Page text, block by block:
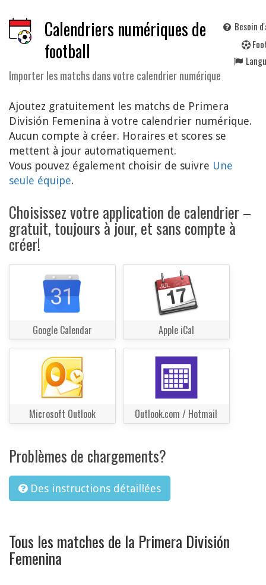
Calendriers numériques de
football
Importer les matchs dans votre calendrier numérique
Besoin
F
Ajoutez gratuitement les matchs de Primera
División Femenina à votre calendrier numérique.
Aucun compte à créer. Horaires et scores se
mettent à jour automatiquement.
Vous pouvez également choisir de suivre Une
seule équipe.
Choisissez votre application de calendrier –
gratuit, toujours à jour, et sans compte à
créer!
Google Calendar Apple iCal
Microsoft Outlook Outlook.com / Hotmail
Problèmes de chargements?
Des instructions détaillées
Tous les matches de la Primera División
Femenina